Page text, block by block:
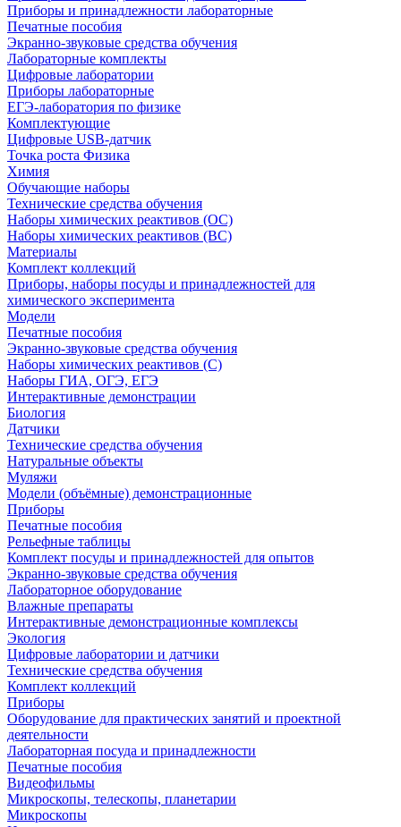
Приборы и принадлежности лабораторные
Печатные пособия
Экранно-звуковые средства обучения
Лабораторные комплекты
Цифровые лаборатории
Приборы лабораторные
ЕГЭ-лаборатория по физике
Комплектующие
Цифровые USB-датчик
Точка роста Физика
Химия
Обучающие наборы
Технические средства обучения
Наборы химических реактивов (ОС)
Наборы химических реактивов (ВС)
Материалы
Комплект коллекций
Приборы, наборы посуды и принадлежностей для
химического эксперимента
Модели
Печатные пособия
Экранно-звуковые средства обучения
Наборы химических реактивов (С)
Наборы ГИА, ОГЭ, ЕГЭ
Интерактивные демонстрации
Биология
Датчики
Технические средства обучения
Натуральные объекты
Муляжи
Модели (объёмные) демонстрационные
Приборы
Печатные пособия
Рельефные таблицы
Комплект посуды и принадлежностей для опытов
Экранно-звуковые средства обучения
Лабораторное оборудование
Влажные препараты
Интерактивные демонстрационные комплексы
Экология
Цифровые лаборатории и датчики
Технические средства обучения
Комплект коллекций
Приборы
Оборудование для практических занятий и проектной
деятельности
Лабораторная посуда и принадлежности
Печатные пособия
Видеофильмы
Микроскопы, телескопы, планетарии
Микроскопы